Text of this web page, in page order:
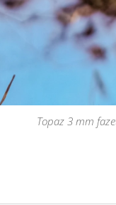
Topaz 3 mm